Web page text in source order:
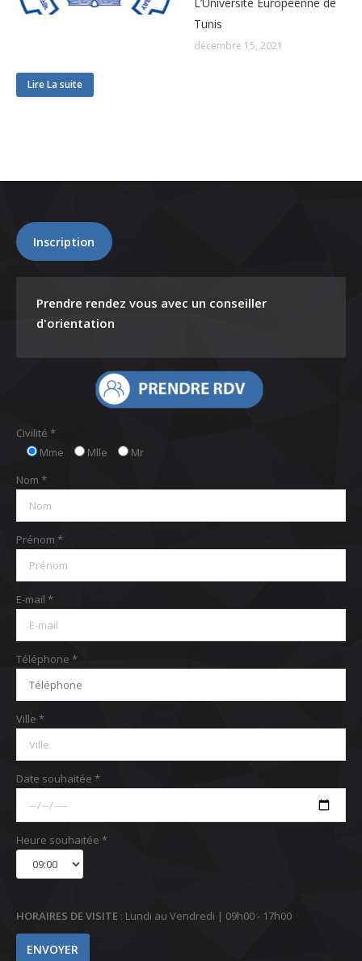
Tunis
décembre 15, 2021
Lire La suite
Inscription
Prendre rendez vous avec un conseiller
d'orientation
Civilité *
Mme
Mlle
Mr
Nom *
Prénom *
E-mail *
Téléphone *
Ville *
Date souhaitée *
Heure souhaitée *
HORAIRES DE VISITE : Lundi au Vendredi | 09h00 - 17h00